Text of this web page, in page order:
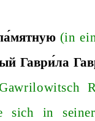
(in
Гаври́ла
R
sich in seiner